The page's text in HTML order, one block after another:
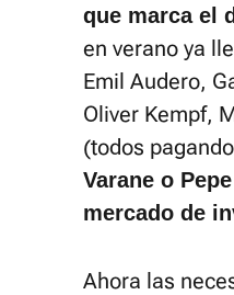
que marca el
en verano ya
Emil Audero,
Oliver Kempf,
(todos
Varane o
mercado de
Ahora las